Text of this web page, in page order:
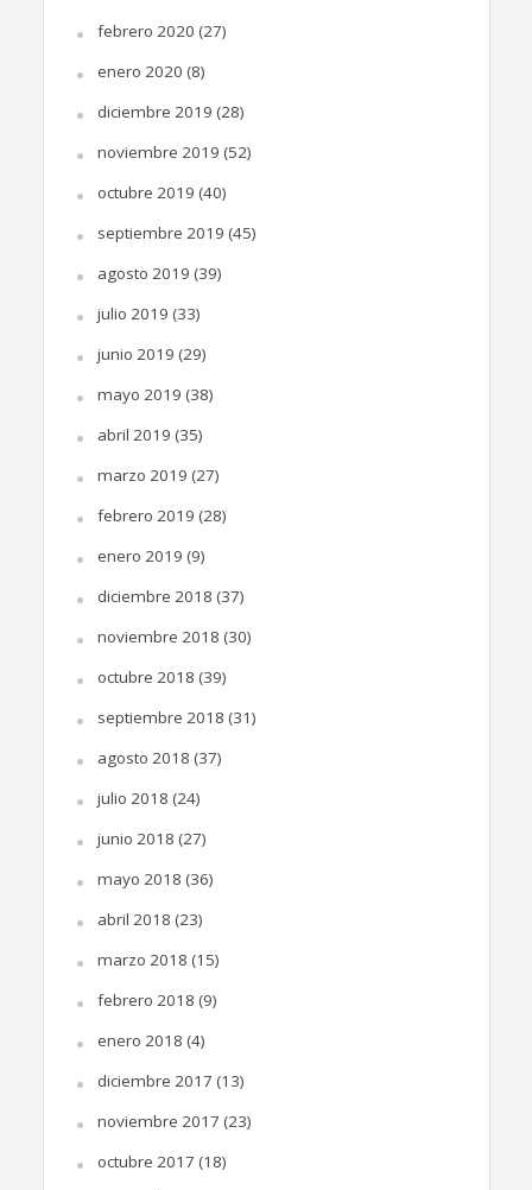
febrero 2020 (27)
enero 2020 (8)
diciembre 2019 (28)
noviembre 2019 (52)
octubre 2019 (40)
septiembre 2019 (45)
agosto 2019 (39)
julio 2019 (33)
junio 2019 (29)
mayo 2019 (38)
abril 2019 (35)
marzo 2019 (27)
febrero 2019 (28)
enero 2019 (9)
diciembre 2018 (37)
noviembre 2018 (30)
octubre 2018 (39)
septiembre 2018 (31)
agosto 2018 (37)
julio 2018 (24)
junio 2018 (27)
mayo 2018 (36)
abril 2018 (23)
marzo 2018 (15)
febrero 2018 (9)
enero 2018 (4)
diciembre 2017 (13)
noviembre 2017 (23)
octubre 2017 (18)